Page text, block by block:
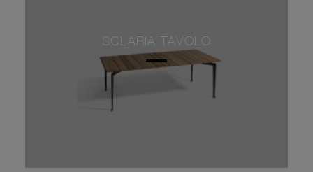
SOLARIA TAVOLO